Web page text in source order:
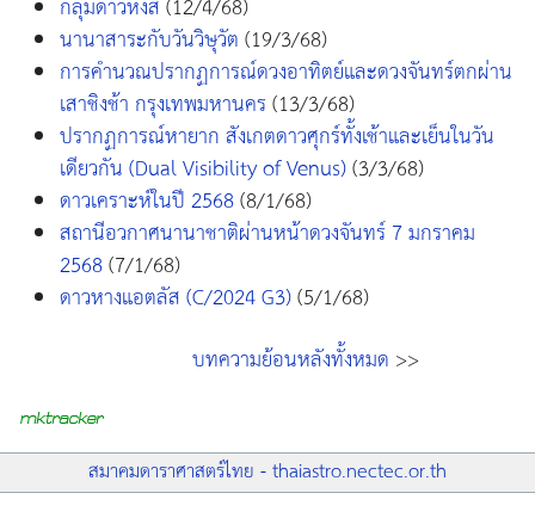
นานาสาระกับวันวิษุวัต(19/3/68)
การคำนวณปรากฏการณ์ดวงอาทิตย์และดวงจันทร์ตกผ่าน
เสาชิงช้า กรุงเทพมหานคร(13/3/68)
ปรากฏการณ์หายาก สังเกตดาวศุกร์ทั้งเช้าและเย็นในวัน
เดียวกัน (Dual Visibility of Venus)(3/3/68)
ดาวเคราะห์ในปี 2568(8/1/68)
สถานีอวกาศนานาชาติผ่านหน้าดวงจันทร์ 7 มกราคม
2568(7/1/68)
ดาวหางแอตลัส (C/2024 G3)(5/1/68)
บทความย้อนหลังทั้งหมด >>
สมาคมดาราศาสตร์ไทย - thaiastro.nectec.or.th